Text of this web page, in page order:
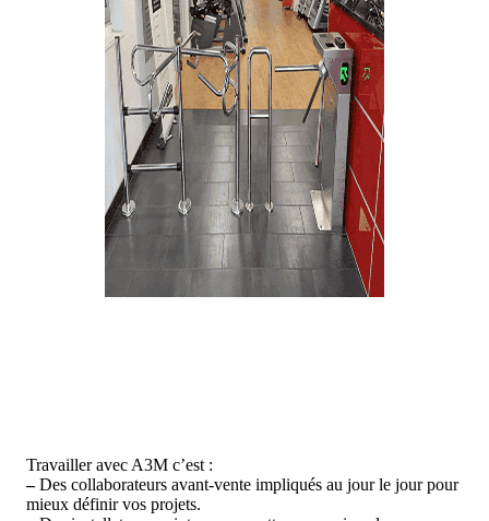
Travailler avec A3M c’est :
–Des collaborateurs avant-vente impliqués au jour le jour pour
mieux définir vos projets.